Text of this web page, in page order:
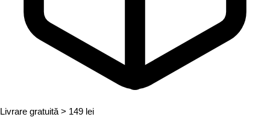
Livrare gratuită > 149 lei